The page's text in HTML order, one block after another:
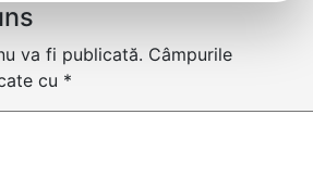
va fi publicată. Câmpurile
cu *